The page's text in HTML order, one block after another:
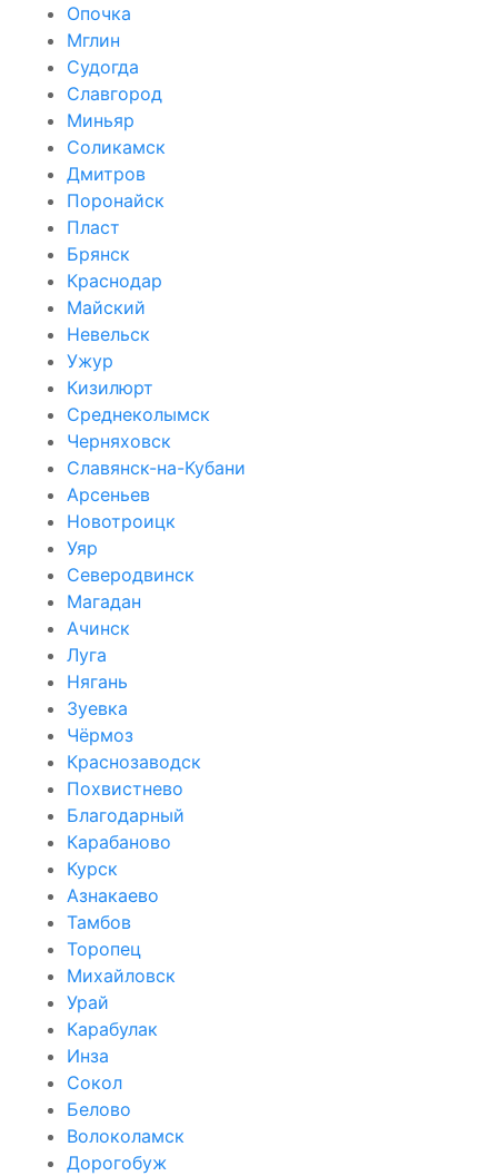
Опочка
Мглин
Судогда
Славгород
Миньяр
Соликамск
Дмитров
Поронайск
Пласт
Брянск
Краснодар
Майский
Невельск
Ужур
Кизилюрт
Среднеколымск
Черняховск
Славянск-на-Кубани
Арсеньев
Новотроицк
Уяр
Северодвинск
Магадан
Ачинск
Луга
Нягань
Зуевка
Чёрмоз
Краснозаводск
Похвистнево
Благодарный
Карабаново
Курск
Азнакаево
Тамбов
Торопец
Михайловск
Урай
Карабулак
Инза
Сокол
Белово
Волоколамск
Дорогобуж